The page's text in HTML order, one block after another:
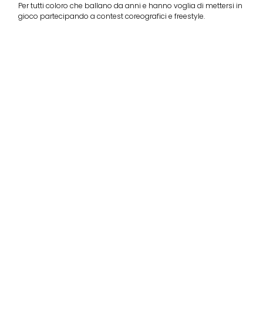
Per tutti coloro che ballano da anni e hanno voglia di mettersi in
gioco partecipando a contest coreografici e freestyle.